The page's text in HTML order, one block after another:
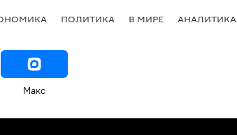
ПОЛИТИКА В МИРЕ АНАЛИТИКА
Макс